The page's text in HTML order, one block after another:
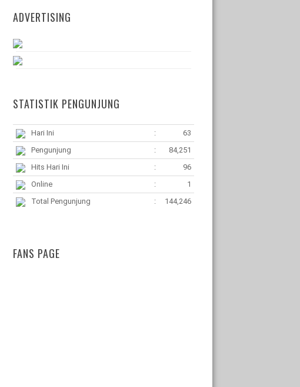
ADVERTISING
STATISTIK PENGUNJUNG
Hari Ini :
63
Pengunjung
:
84,251
Hits Hari Ini
:
96
Online
:
1
Total Pengunjung
: 144,246
FANS PAGE